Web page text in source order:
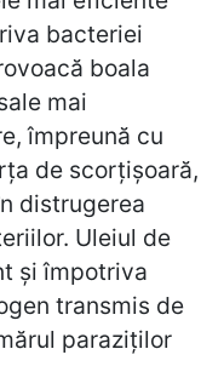
bacteriei
boala
mai
împreună cu
de scorțișoară,
distrugerea
Uleiul de
și împotriva
transmis de
paraziților